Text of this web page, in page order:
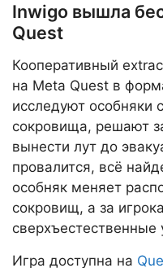
Inwigo вышла
Quest
Кооперативный
на Meta Quest в
исследуют особняки
сокровища, решают
вынести лут до
провалится, всё
особняк меняет
сокровищ, а за
сверхъестественные
Игра доступна на